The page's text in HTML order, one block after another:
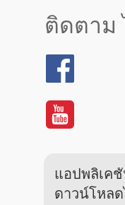
ติดตาม
แอปพลิเค
ดาวน์โหล